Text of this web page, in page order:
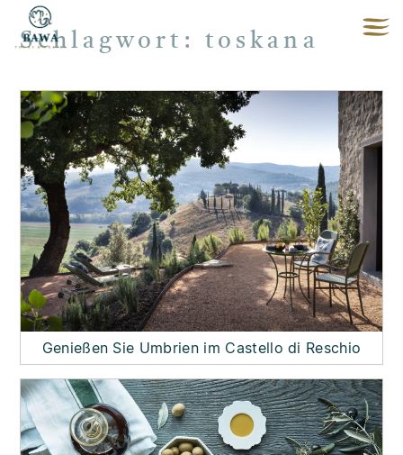
Schlagwort: toskana
Genießen Sie Umbrien im Castello di Reschio